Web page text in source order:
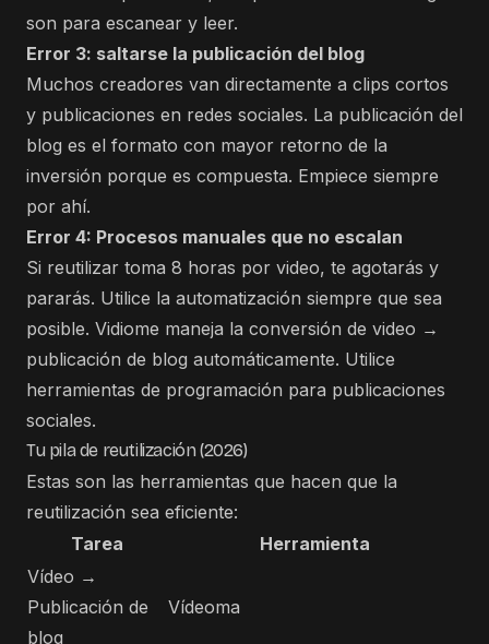
son para escanear y leer.
Error 3: saltarse la publicación del blog
Muchos creadores van directamente a clips cortos
y publicaciones en redes sociales. La publicación del
blog es el formato con mayor retorno de la
inversión porque es compuesta. Empiece siempre
por ahí.
Error 4: Procesos manuales que no escalan
Si reutilizar toma 8 horas por video, te agotarás y
pararás. Utilice la automatización siempre que sea
posible. Vidiome maneja la conversión de video →
publicación de blog automáticamente. Utilice
herramientas de programación para publicaciones
sociales.
Tu pila de reutilización (2026)
Estas son las herramientas que hacen que la
reutilización sea eficiente:
Tarea
Herramienta
Vídeo →
Publicación de
blog
Vídeoma